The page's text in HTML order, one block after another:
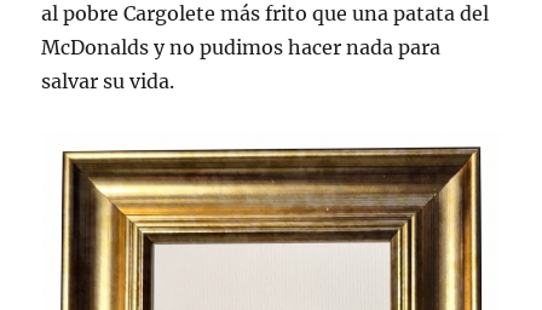
al pobre Cargolete más frito que una patata del
McDonalds y no pudimos hacer nada para
salvar su vida.